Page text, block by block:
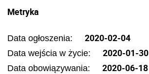
Metryka
Data ogłoszenia: 2020-02-04
Data wejścia w życie: 2020-01-30
Data obowiązywania: 2020-06-18